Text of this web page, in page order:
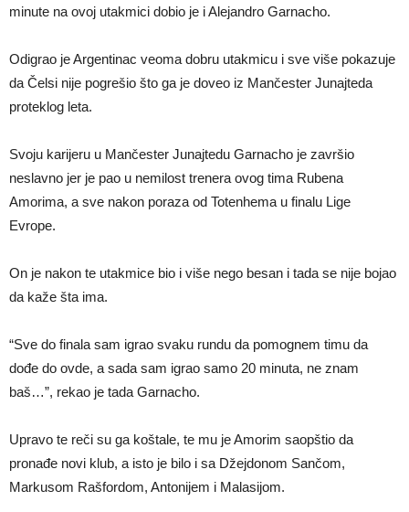
minute na ovoj utakmici dobio je i Alejandro Garnacho.
Odigrao je Argentinac veoma dobru utakmicu i sve više pokazuje
da Čelsi nije pogrešio što ga je doveo iz Mančester Junajteda
proteklog leta.
Svoju karijeru u Mančester Junajtedu Garnacho je završio
neslavno jer je pao u nemilost trenera ovog tima Rubena
Amorima, a sve nakon poraza od Totenhema u finalu Lige
Evrope.
On je nakon te utakmice bio i više nego besan i tada se nije bojao
da kaže šta ima.
“Sve do finala sam igrao svaku rundu da pomognem timu da
dođe do ovde, a sada sam igrao samo 20 minuta, ne znam
baš…”, rekao je tada Garnacho.
Upravo te reči su ga koštale, te mu je Amorim saopštio da
pronađe novi klub, a isto je bilo i sa Džejdonom Sančom,
Markusom Rašfordom, Antoniјem i Malasiјom.